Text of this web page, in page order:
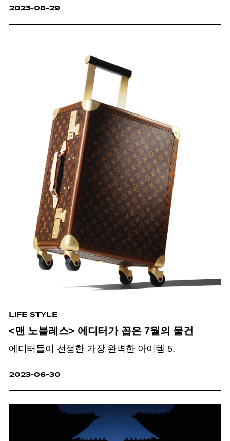
2023-08-29
LIFE STYLE
<맨 노블레스> 에디터가 꼽은 7월의 물건
에디터들이 선정한 가장 완벽한 아이템 5.
2023-06-30